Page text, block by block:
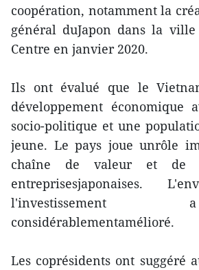
coopération, notamment la
général duJapon dans la
Centre en janvier 2020.
Ils ont évalué que le
développement économique
socio-politique et une
jeune. Le pays joue unrôle
chaîne de valeur et de
entreprisesjaponaises.
considérablementamélioré.
Les coprésidents ont suggéré